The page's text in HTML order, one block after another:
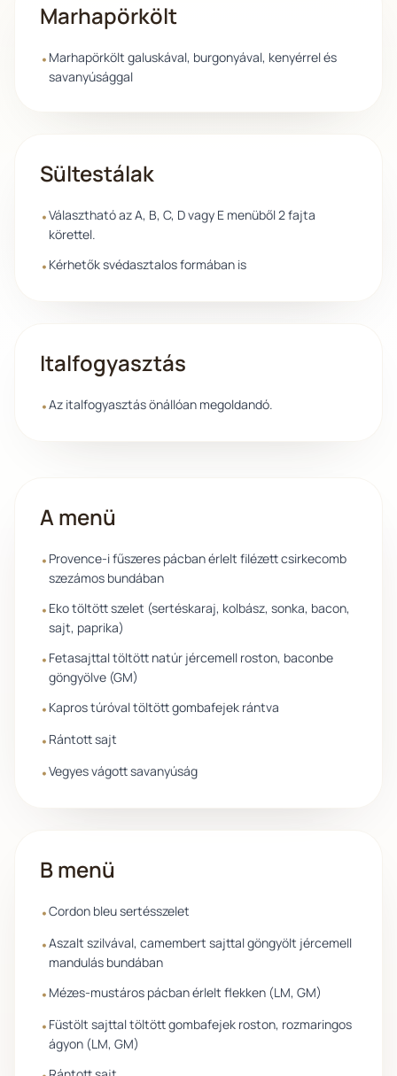
Marhapörkölt
• Marhapörkölt galuskával, burgonyával, kenyérrel és
savanyúsággal
Sültestálak
•Választható az A, B, C, D vagy E menüből 2 fajta
körettel.
• Kérhetők svédasztalos formában is
Italfogyasztás
•Az italfogyasztás önállóan megoldandó.
A menü
• Provence-i fűszeres pácban érlelt filézett csirkecomb
szezámos bundában
• Eko töltött szelet (sertéskaraj, kolbász, sonka, bacon,
sajt, paprika)
• Fetasajttal töltött natúr jércemell roston, baconbe
göngyölve (GM)
• Kapros túróval töltött gombafejek rántva
• Rántott sajt
•Vegyes vágott savanyúság
B menü
•Cordon bleu sertésszelet
•Aszalt szilvával, camembert sajttal göngyölt jércemell
mandulás bundában
• Mézes-mustáros pácban érlelt flekken (LM, GM)
• Füstölt sajttal töltött gombafejek roston, rozmaringos
ágyon (LM, GM)